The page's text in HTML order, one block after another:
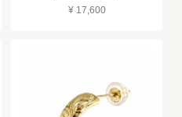
¥ 17,600